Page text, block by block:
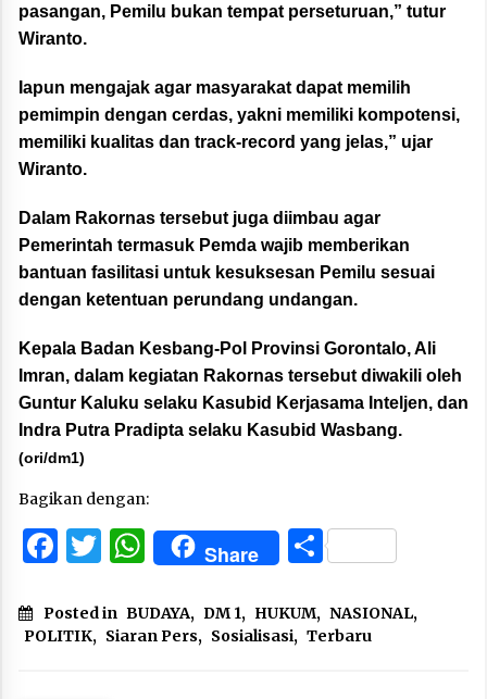
pasangan, Pemilu bukan tempat perseturuan,” tutur
Wiranto.
Iapun mengajak agar masyarakat dapat memilih
pemimpin dengan cerdas, yakni memiliki kompotensi,
memiliki kualitas dan track-record yang jelas,” ujar
Wiranto.
Dalam Rakornas tersebut juga diimbau agar
Pemerintah termasuk Pemda wajib memberikan
bantuan fasilitasi untuk kesuksesan Pemilu sesuai
dengan ketentuan perundang undangan.
Kepala Badan Kesbang-Pol Provinsi Gorontalo, Ali
Imran, dalam kegiatan Rakornas tersebut diwakili oleh
Guntur Kaluku selaku Kasubid Kerjasama Inteljen, dan
Indra Putra Pradipta selaku Kasubid Wasbang.
(ori/dm1)
Bagikan dengan:
Facebook
Twitter
WhatsApp
Share Share
Posted in BUDAYA, DM 1, HUKUM, NASIONAL,
POLITIK, Siaran Pers, Sosialisasi, Terbaru